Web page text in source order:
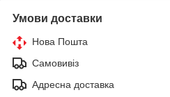
Умови доставки
Нова Пошта
Самовивіз
Адресна доставка